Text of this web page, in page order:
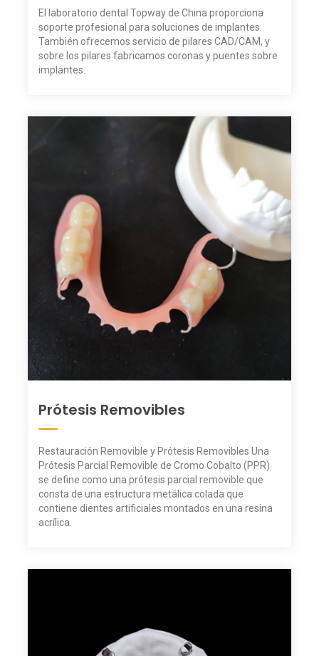
El laboratorio dental Topway de China proporciona
soporte profesional para soluciones de implantes.
También ofrecemos servicio de pilares CAD/CAM, y
sobre los pilares fabricamos coronas y puentes sobre
implantes.
Prótesis Removibles
Restauración Removible y Prótesis Removibles Una
Prótesis Parcial Removible de Cromo Cobalto (PPR)
se define como una prótesis parcial removible que
consta de una estructura metálica colada que
contiene dientes artificiales montados en una resina
acrílica.